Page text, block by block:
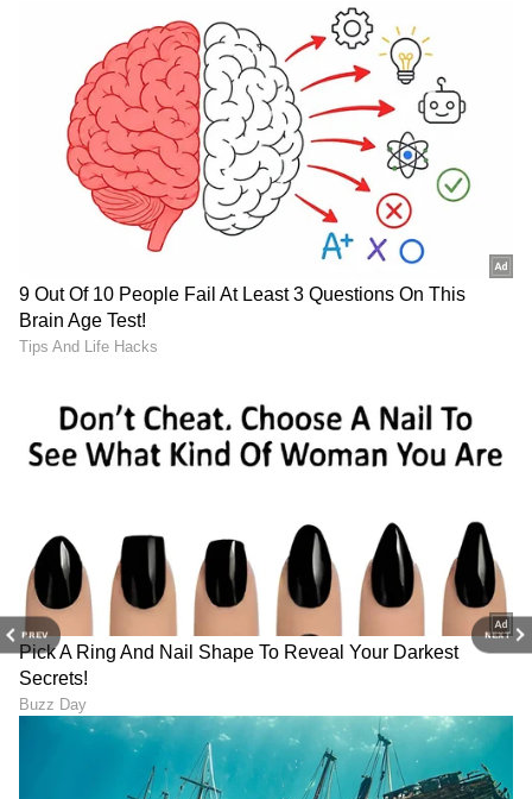
PREV NEXT
ಪ್ರೋತ್ಸಾಹಿಸಿ ಮತ್ತು ಹೊಗಳಿ
ತಮ್ಮ ಭಾವನೆಗಳನ್ನು ಹೇಗೆ ಉತ್ತಮವಾಗಿ ಸಂವಹನ
ಪ್ರಯತ್ನಗಳನ್ನು ಪ್ರಶಂಸಿಸುವುದು ಪ್ರಮುಖ ಹಂತಗಳಲ್ಲಿ
ಒಂದಾಗಿದೆ. ಅವರು ಕೋಪಗೊಂಡಾಗ ಅಥವಾ
ಕಿರಿಕಿರಿಗೊಂಡಾಗಲೂ ಸಹ ವಿನಮ್ರವಾಗಿರಲು ಇದು ಅವರಿಗೆ
ನೆರವಾಗುತ್ತದೆ.
LATEST VIDEOS